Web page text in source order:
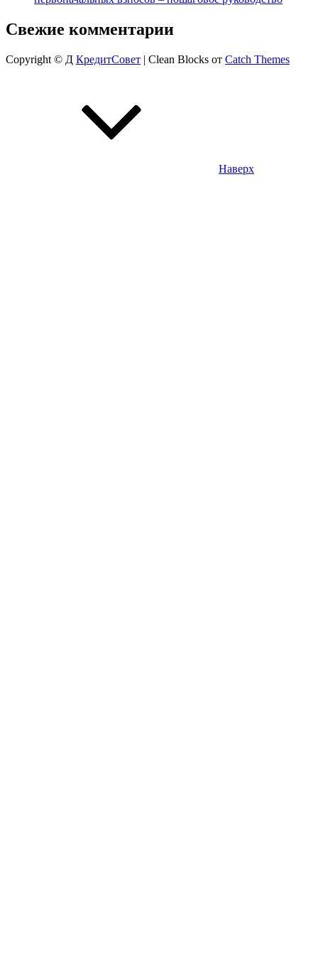
Свежие комментарии
Copyright © Д КредитСовет | Clean Blocks от Catch Themes
Наверх